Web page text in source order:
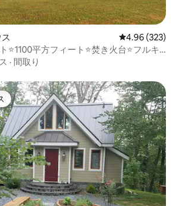
レビュー323
4.96 (323)
⭐️1100平方フィート⭐️焚き火台⭐️フルキ
· 間取り
ョイスです。